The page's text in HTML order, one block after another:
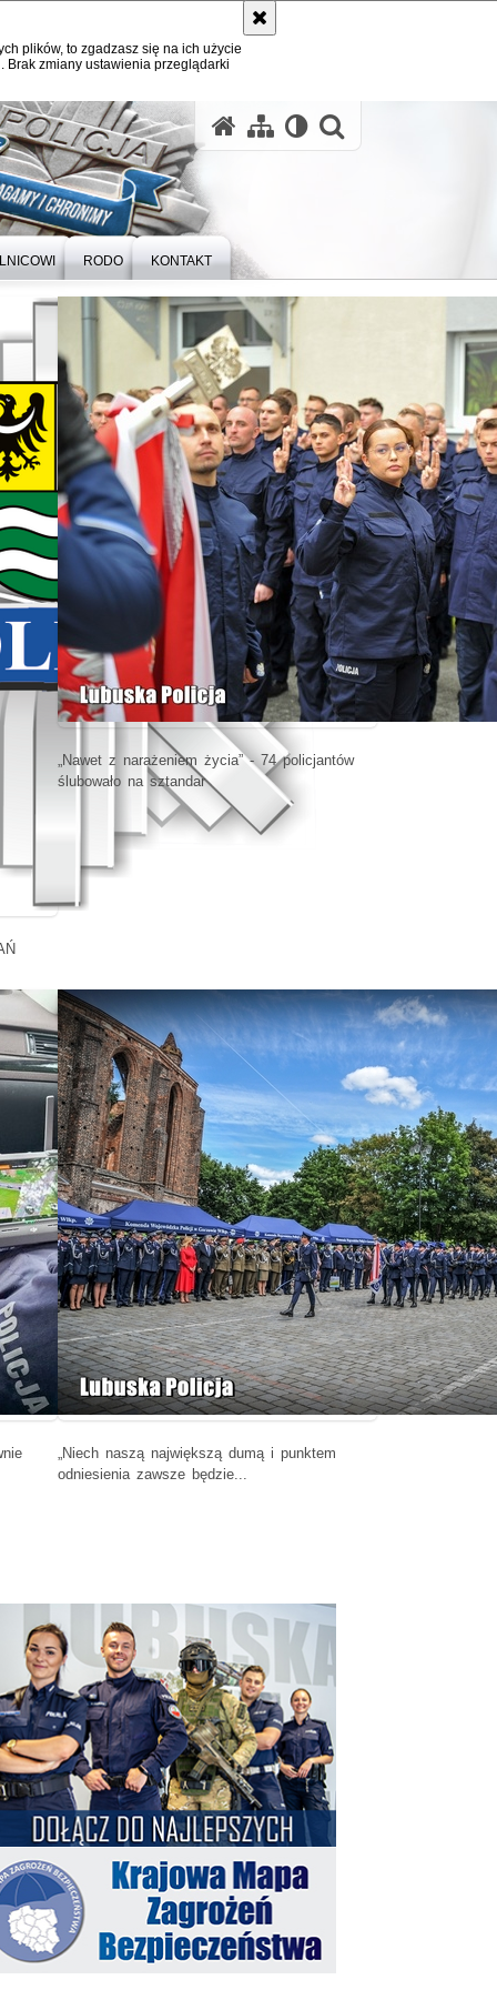
plików, to zgadzasz się na ich użycie
zmiany ustawienia przeglądarki
RODO KONTAKT
„Nawet z narażeniem życia” - 74 policjantów
ślubowało na sztandar
„Niech naszą największą dumą i punktem
odniesienia zawsze będzie...